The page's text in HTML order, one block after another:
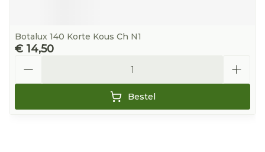
Botalux 140 Korte Kous Ch N1
€ 14,50
Bestel